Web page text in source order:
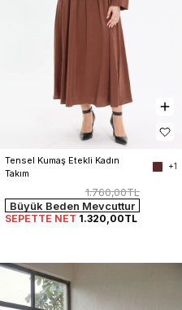
Tensel Kumaş Etekli Kadın
Takım
+1
1.760,00TL
Büyük Beden Mevcuttur
SEPETTE NET 1.320,00TL